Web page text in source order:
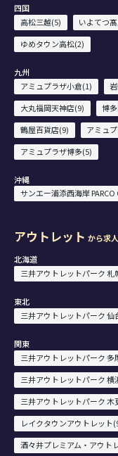
四国
高松三越(5)
いよてつ
ゆめタウン高松(2)
九州
アミュプラザ小倉(1)
大丸福岡天神店(9)
博
鶴屋百貨店(9)
アミュ
アミュプラザ博多(5)
沖縄
サンエー浦添西海岸 PARCO
アウトレット から求
北海道
三井アウトレットパーク 札
東北
三井アウトレットパーク 仙
関東
三井アウトレットパーク 多
三井アウトレットパーク 横
三井アウトレットパーク 木
レイクタウンアウトレット
酒々井プレミアム・アウト